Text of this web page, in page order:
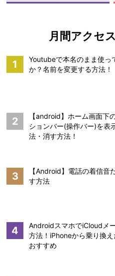
月間アクセ
1
Youtubeで本名のまま使っ
か？名前を変更する方法！
2
【android】ホーム画面下
ションバー(操作バー)を表
法・消す方法！
3
【Android】電話の着信音
す方法
4
AndroidスマホでiCloudメ
方法！iPhoneから乗り換え
おすすめ